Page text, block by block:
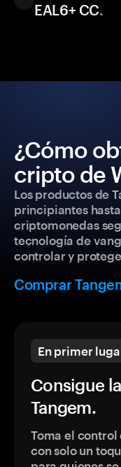
EAL6+ CC.
¿Cómo
cripto de
Los productos de
principiantes
criptomonedas
tecnología de
controlar y
Comprar
En primer
Consigue
Tangem.
Toma el control
con solo un